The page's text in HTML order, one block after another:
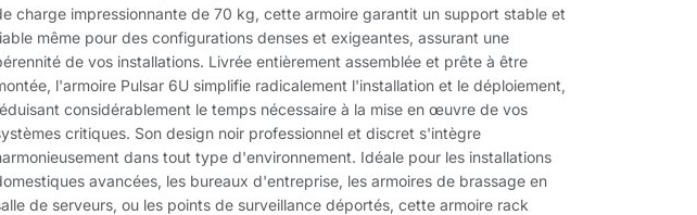
charge impressionnante de 70 kg, cette armoire garantit un support stable et
même pour des configurations denses et exigeantes, assurant une
de vos installations. Livrée entièrement assemblée et prête à être
l'armoire Pulsar 6U simplifie radicalement l'installation et le déploiement,
considérablement le temps nécessaire à la mise en œuvre de vos
critiques. Son design noir professionnel et discret s'intègre
dans tout type d'environnement. Idéale pour les installations
avancées, les bureaux d'entreprise, les armoires de brassage en
de serveurs, ou les points de surveillance déportés, cette armoire rack